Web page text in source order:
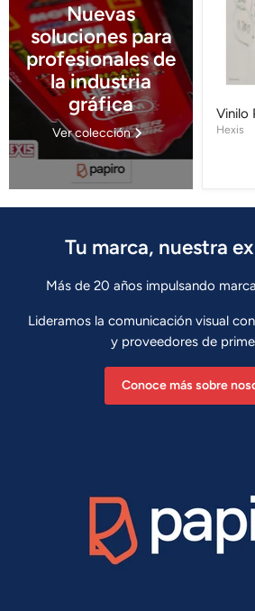
Nuevas
soluciones para
profesionales de
la industria
gráfica
Ver colección
Vinilo
Hexis
Tu marca, nuestra
Más de 20 años impulsando
Lideramos la comunicación visual
y proveedores de
Conoce más sobre